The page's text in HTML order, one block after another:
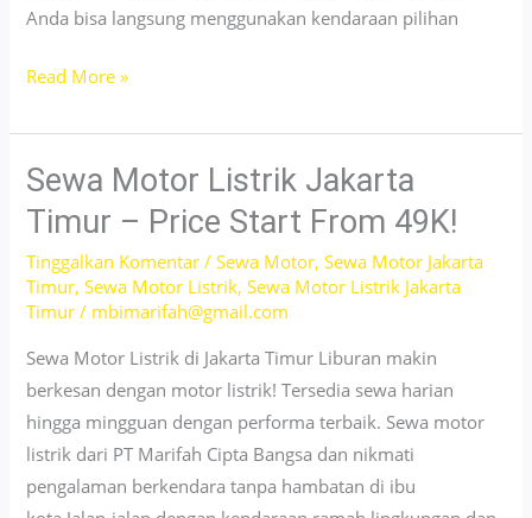
Anda bisa langsung menggunakan kendaraan pilihan
Sewa
Vespa
Jakarta
Barat
–
Layanan
24
Read More »
Sewa Motor Listrik Jakarta
Timur – Price Start From 49K!
Tinggalkan Komentar /Sewa Motor,Sewa Motor Jakarta
Timur,Sewa Motor Listrik,Sewa Motor Listrik Jakarta
Timur / mbimarifah@gmail.com
Sewa Motor Listrik di Jakarta Timur Liburan makin
berkesan dengan motor listrik! Tersedia sewa harian
hingga mingguan dengan performa terbaik. Sewa motor
listrik dari PT Marifah Cipta Bangsa dan nikmati
pengalaman berkendara tanpa hambatan di ibu